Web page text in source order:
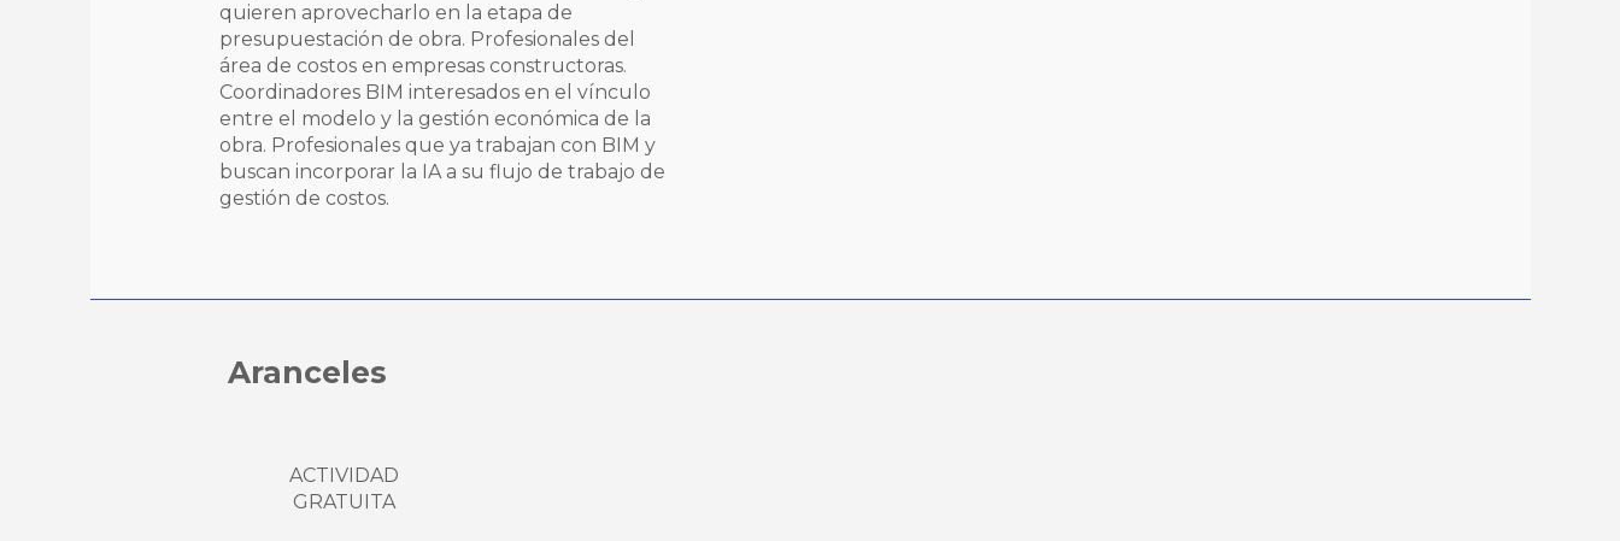
quieren aprovecharlo en la etapa de
presupuestación de obra. Profesionales del
área de costos en empresas constructoras.
Coordinadores BIM interesados en el vínculo
entre el modelo y la gestión económica de la
obra. Profesionales que ya trabajan con BIM y
buscan incorporar la IA a su flujo de trabajo de
gestión de costos.
Aranceles
ACTIVIDAD
GRATUITA